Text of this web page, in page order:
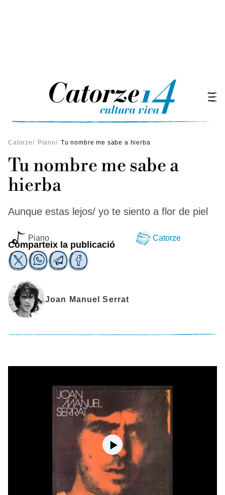
Catorze/ Piano/ Tu nombre me sabe a hierba
Tu nombre me sabe a
hierba
Aunque estas lejos/ yo te siento a flor de piel
Piano Catorze
Comparteix la publicació
Joan Manuel Serrat